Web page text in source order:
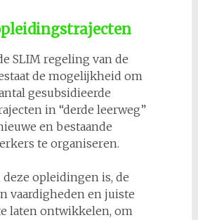
SLIM regeling van de
de mogelijkheid om
gesubsidieerde
in “derde leerweg”
en bestaande
te organiseren.
deze opleidingen is, de
vaardigheden en juiste
laten ontwikkelen, om